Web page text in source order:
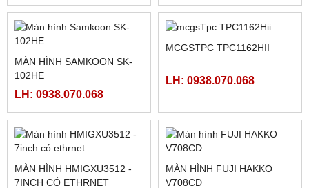
PLC FATEK FBS-60MAR2-
AC, FBS-60MCR2-AC,FBS-
60MAT2-AC, FBS-60MCT2-
LH: 0938.070.068
PLC FATEK FBS-40MAR2-
AC, FBS-40MCR2-AC, FBS-
40MCRT-AC, FBS-40MART-
LH: 0938.070.068